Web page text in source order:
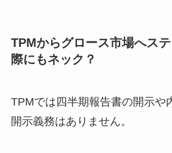
TPMからグロース市場へス
際にもネック？
TPMでは四半期報告書の開示や
開示義務はありません。